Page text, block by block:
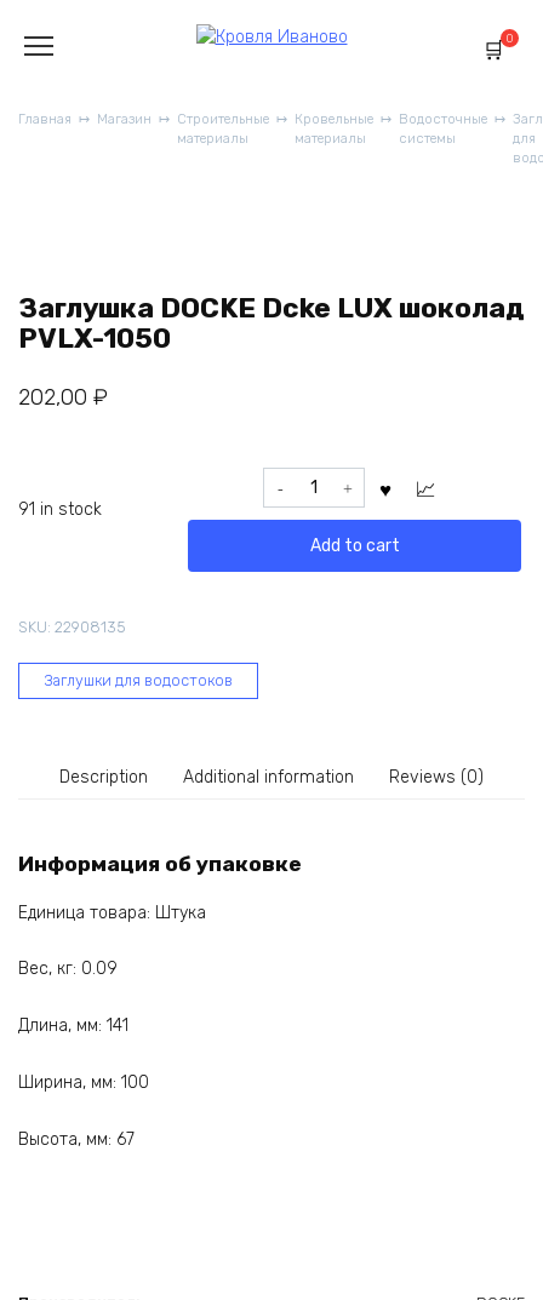
содержанию
0
Главная Магазин
Строительные
материалы
Кровельные
материалы
Водосточные
системы
для
Заглушка DOCKE Dcke LUX шоколад
PVLX-1050
202,00 ₽
91 in stock
Заглушка
DOCKE
Add to cart
SKU: 22908135
Заглушки для водостоков
Description Additional information Reviews (0)
Информация об упаковке
Единица товара: Штука
Вес, кг: 0.09
Длина, мм: 141
Ширина, мм: 100
Высота, мм: 67